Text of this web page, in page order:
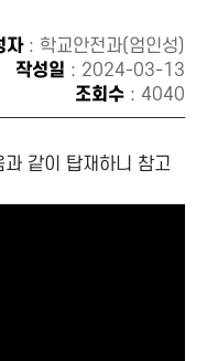
자: 학교안전과(엄인성)
작성일 : 2024-03-13
조회수 : 4040
같이 탑재하니 참고